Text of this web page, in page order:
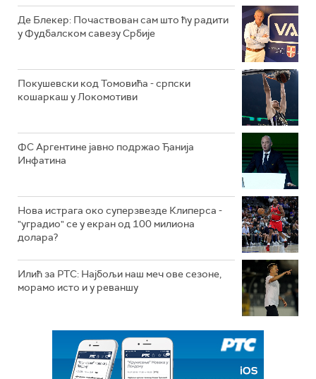
Де Блекер: Почаствован сам што ћу радити
у Фудбалском савезу Србије
Покушевски код Томовића - српски
кошаркаш у Локомотиви
ФС Аргентине јавно подржао Ђанија
Инфатина
Нова истрага око суперзвезде Клиперса -
"уградио" се у екран од 100 милиона
долара?
Илић за РТС: Најбољи наш меч ове сезоне,
морамо исто и у реваншу